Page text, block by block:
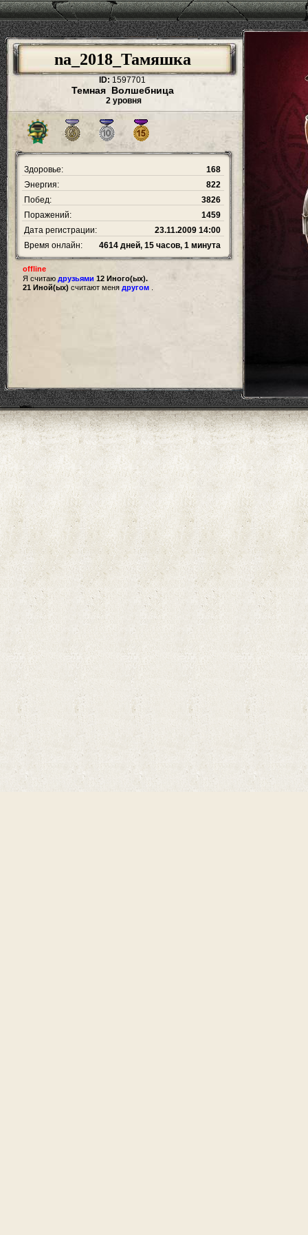
na_2018_Тамяшка
ID: 1597701
Темная Волшебница
2 уровня
Здоровье:
168
Энергия:
822
Побед:
3826
Поражений:
1459
Дата регистрации:
23.11.2009 14:00
Время онлайн:
4614 дней, 15 часов, 1 минута
offline
Я считаю друзьями 12 Иного(ых).
21 Иной(ых) считают меня другом